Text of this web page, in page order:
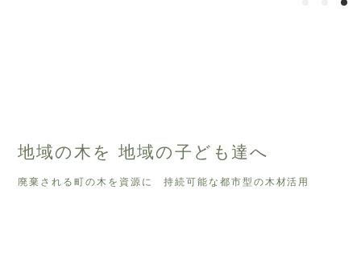
地域の木を 地域の子ども達へ
廃棄される町の木を資源に 持続可能な都市型の木材活用